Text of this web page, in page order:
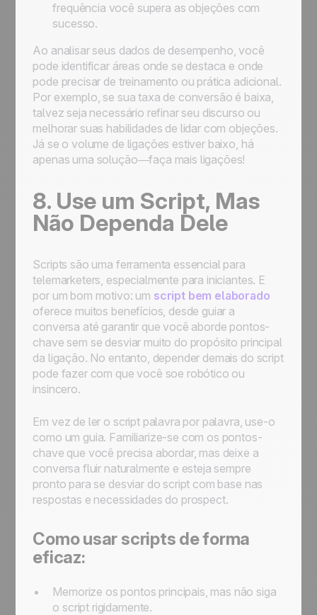
frequência você supera as objeções com
sucesso.
Ao analisar seus dados de desempenho, você
pode identificar áreas onde se destaca e onde
pode precisar de treinamento ou prática adicional.
Por exemplo, se sua taxa de conversão é baixa,
talvez seja necessário refinar seu discurso ou
melhorar suas habilidades de lidar com objeções.
Já se o volume de ligações estiver baixo, há
apenas uma solução—faça mais ligações!
8. Use um Script, Mas
Não Dependa Dele
Scripts são uma ferramenta essencial para
telemarketers, especialmente para iniciantes. E
por um bom motivo: um script bem elaborado
oferece muitos benefícios, desde guiar a
conversa até garantir que você aborde pontos-
chave sem se desviar muito do propósito principal
da ligação. No entanto, depender demais do script
pode fazer com que você soe robótico ou
insincero.
Em vez de ler o script palavra por palavra, use-o
como um guia. Familiarize-se com os pontos-
chave que você precisa abordar, mas deixe a
conversa fluir naturalmente e esteja sempre
pronto para se desviar do script com base nas
respostas e necessidades do prospect.
Como usar scripts de forma
eficaz:
Memorize os pontos principais, mas não siga
o script rigidamente.